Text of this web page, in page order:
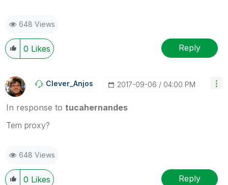
648 Views
0 Likes Reply
Clever_Anjos ‎2017-09-06 04:00 PM
In response to tucahernandes
Tem proxy?
648 Views
0 Likes Reply